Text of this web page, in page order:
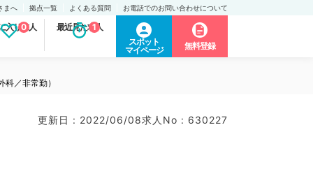
まへ 拠点一覧 よくある質問 お電話でのお問い合わせについて
入り求人
0 最近見た求人
1
スポット
マイページ
無料登録
／非常勤）
更新日 : 2022/06/08求人No : 630227